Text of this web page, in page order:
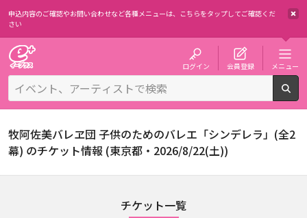
申込内容のご確認やお問い合わせなど各種メニューは、 こちらをタップしてご確認くだ
さい
ログイン 会員登録 メニュー
牧阿佐美バレヱ団 子供のためのバレエ「シンデレラ」(全2
幕) のチケット情報 (東京都・2026/8/22(土))
チケット一覧